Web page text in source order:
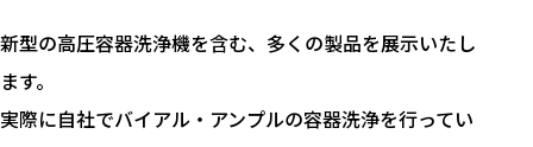
新型の高圧容器洗浄機を含む、多くの製品を展示いたし
ます。
実際に自社でバイアル・アンプルの容器洗浄を行ってい